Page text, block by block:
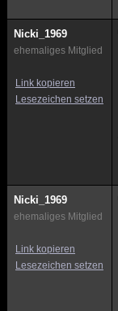
Nicki_1969
ehemaliges Mitglied
Link kopieren
Lesezeichen setzen
Nicki_1969
ehemaliges Mitglied
Link kopieren
Lesezeichen setzen